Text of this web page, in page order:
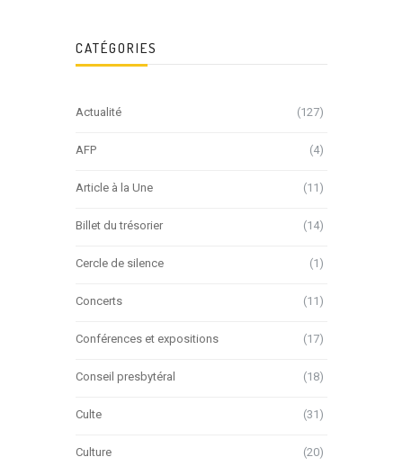
CATÉGORIES
Actualité (127)
AFP (4)
Article à la Une (11)
Billet du trésorier (14)
Cercle de silence (1)
Concerts (11)
Conférences et expositions (17)
Conseil presbytéral (18)
Culte (31)
Culture (20)